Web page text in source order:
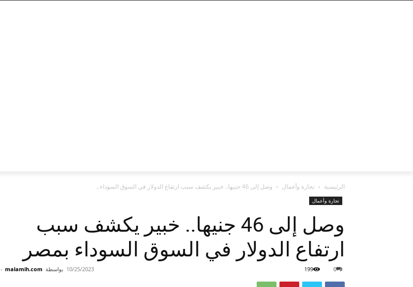
الرئيسية تجارة وأعمال وصل إلى 46 جنيها.. خبير يكشف سبب ارتفاع الدولار في السوق السوداء...
تجارة وأعمال
وصل إلى 46 جنيها.. خبير يكشف سبب
ارتفاع الدولار في السوق السوداء بمصر
بواسطة malamih.com
- 10/25/2023 0
199